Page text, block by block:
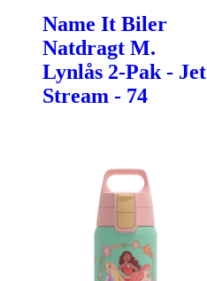
Name It Biler
Natdragt M.
Lynlås 2-Pak - Jet
Stream - 74